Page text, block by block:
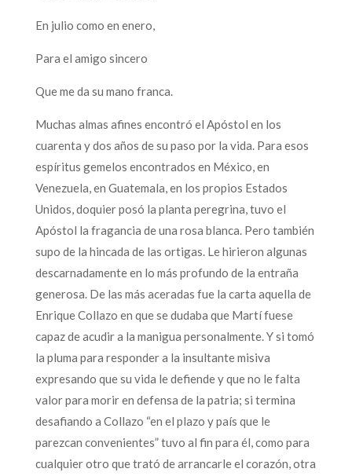
En julio como en enero,
Para el amigo sincero
Que me da su mano franca.
Muchas almas afines encontró el Apóstol en los
cuarenta y dos años de su paso por la vida. Para esos
espíritus gemelos encontrados en México, en
Venezuela, en Guatemala, en los propios Estados
Unidos, doquier posó la planta peregrina, tuvo el
Apóstol la fragancia de una rosa blanca. Pero también
supo de la hincada de las ortigas. Le hirieron algunas
descarnadamente en lo más profundo de la entraña
generosa. De las más aceradas fue la carta aquella de
Enrique Collazo en que se dudaba que Martí fuese
capaz de acudir a la manigua personalmente. Y si tomó
la pluma para responder a la insultante misiva
expresando que su vida le defiende y que no le falta
valor para morir en defensa de la patria; si termina
desafiando a Collazo “en el plazo y país que le
parezcan convenientes” tuvo al fin para él, como para
cualquier otro que trató de arrancarle el corazón, otra